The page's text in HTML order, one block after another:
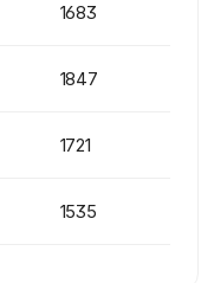
1683
1847
1721
1535